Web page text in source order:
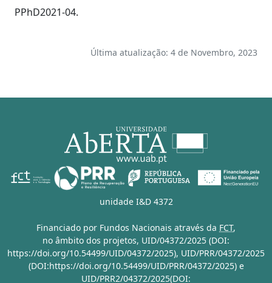
PPhD2021-04.
Última atualização: 4 de Novembro, 2023
unidade I&D 4372
Financiado por Fundos Nacionais através da FCT,
no âmbito dos projetos, UID/04372/2025 (DOI:
https://doi.org/10.54499/UID/04372/2025), UID/PRR/04372/2025
(DOI:https://doi.org/10.54499/UID/PRR/04372/2025)e
UID/PRR2/04372/2025(DOI: